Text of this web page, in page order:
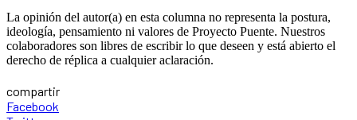
La opinión del autor(a) en esta columna no representa la postura,
ideología, pensamiento ni valores de Proyecto Puente. Nuestros
colaboradores son libres de escribir lo que deseen y está abierto el
derecho de réplica a cualquier aclaración.
compartir
Facebook